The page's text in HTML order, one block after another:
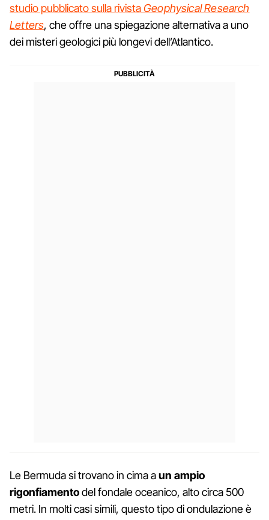
studio pubblicato sulla rivistaGeophysical Research
Letters, che offre una spiegazione alternativa a uno
dei misteri geologici più longevi dell’Atlantico.
Le Bermuda si trovano in cima aun ampio
rigonfiamentodel fondale oceanico, alto circa 500
metri. In molti casi simili, questo tipo di ondulazione è